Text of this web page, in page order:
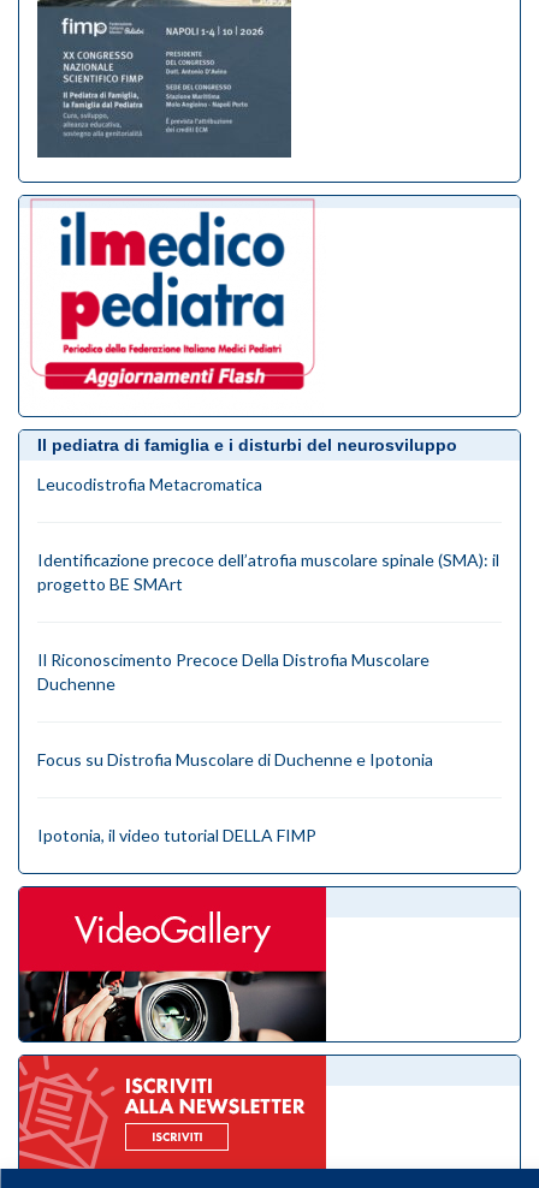
Il pediatra di famiglia e i disturbi del neurosviluppo
Leucodistrofia Metacromatica
Identificazione precoce dell’atrofia muscolare spinale (SMA): il
progetto BE SMArt
Il Riconoscimento Precoce Della Distrofia Muscolare
Duchenne
Focus su Distrofia Muscolare di Duchenne e Ipotonia
Ipotonia, il video tutorial DELLA FIMP
eNewsletter